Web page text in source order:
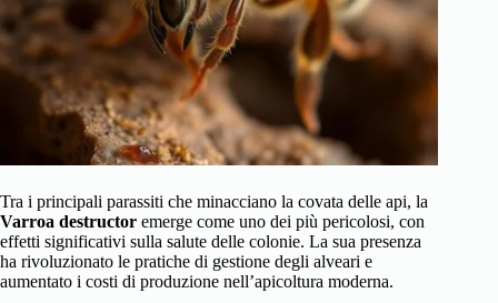
Tra i principali parassiti che minacciano la covata delle api, la
Varroa destructor emerge come uno dei più pericolosi, con
effetti significativi sulla salute delle colonie. La sua presenza
ha rivoluzionato le pratiche di gestione degli alveari e
aumentato i costi di produzione nell’apicoltura moderna.